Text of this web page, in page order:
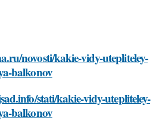
novosti/kakie-vidy-utepliteley-
balkonov
stati/kakie-vidy-utepliteley-
balkonov